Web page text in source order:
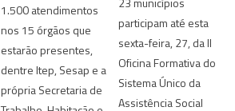
1.500 atendimentos
nos 15 órgãos que
estarão presentes,
dentre Itep, Sesap e a
própria Secretaria de
participam até esta
sexta-feira, 27, da II
Oficina Formativa do
Sistema Único da
Assistência Social